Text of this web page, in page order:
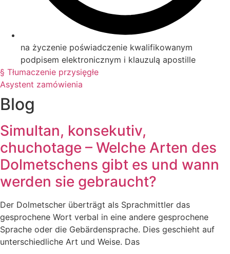
na życzenie poświadczenie kwalifikowanym
podpisem elektronicznym i klauzulą apostille
§ Tłumaczenie przysięgłe
Asystent zamówienia
Blog
Simultan, konsekutiv,
chuchotage – Welche Arten des
Dolmetschens gibt es und wann
werden sie gebraucht?
Der Dolmetscher überträgt als Sprachmittler das
gesprochene Wort verbal in eine andere gesprochene
Sprache oder die Gebärdensprache. Dies geschieht auf
unterschiedliche Art und Weise. Das